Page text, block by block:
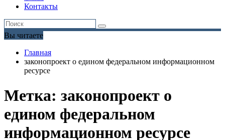
Контакты
Вы читаете
Главная
законопроект о едином федеральном информационном
ресурсе
Метка: законопроект о
едином федеральном
информационном ресурсе